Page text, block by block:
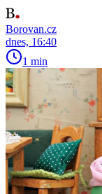
Borovan.cz
dnes, 16:40
1 min